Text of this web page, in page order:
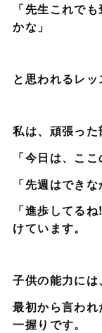
「先生これで
かな」
と思われるレッ
私は、頑張っ
「今日は、こ
「先週はでき
「進歩してる
けています。
子供の能力に
最初から言わ
一握りです。